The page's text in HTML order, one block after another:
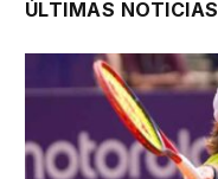
ÚLTIMAS NOTICIAS